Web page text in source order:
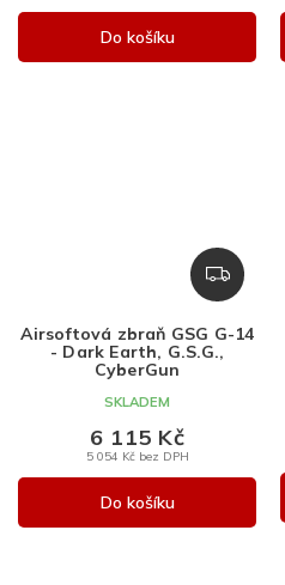
Do košíku
Z
D
R
Airsoftová zbraň GSG G-14
- Dark Earth, G.S.G.,
CyberGun
SKLADEM
5 054 Kč bez DPH
6 115 Kč
Do košíku